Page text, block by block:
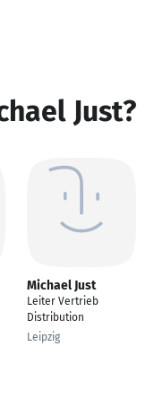
Just?
Michael Just
Leiter Vertrieb
Distribution
Leipzig